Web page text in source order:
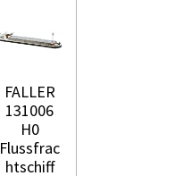
FALLER
131006
H0
Flussfrac
htschiff